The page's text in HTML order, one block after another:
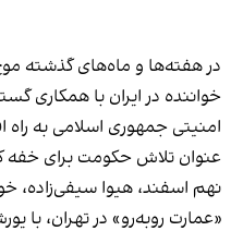
در هفته‌ها و ماه‌های گذشته موج
خواننده در ایران با همکاری
امنیتی جمهوری اسلامی به راه
عنوان تلاش حکومت برای خفه
نهم اسفند، هیوا سیفی‌زاده،
«عمارت روبه‌رو» در تهران، با